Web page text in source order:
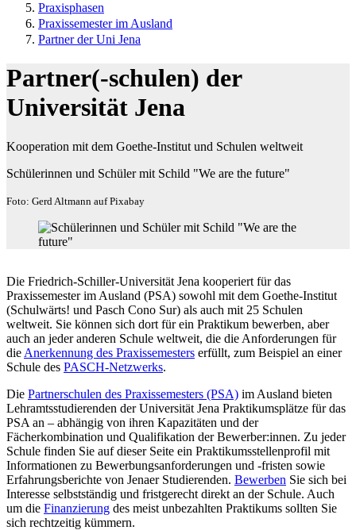
Praxisphasen
Praxissemester im Ausland
Partner der Uni Jena
Partner(-schulen) der
Universität Jena
Kooperation mit dem Goethe-Institut und Schulen weltweit
Schülerinnen und Schüler mit Schild "We are the future"
Foto: Gerd Altmann auf Pixabay
Die Friedrich-Schiller-Universität Jena kooperiert für das
Praxissemester im Ausland (PSA) sowohl mit dem Goethe-Institut
(Schulwärts! und Pasch Cono Sur) als auch mit 25 Schulen
weltweit. Sie können sich dort für ein Praktikum bewerben, aber
auch an jeder anderen Schule weltweit, die die Anforderungen für
die Anerkennung des Praxissemesters erfüllt, zum Beispiel an einer
Schule des PASCH-Netzwerks.
Die Partnerschulen des Praxissemesters (PSA) im Ausland bieten
Lehramtsstudierenden der Universität Jena Praktikumsplätze für das
PSA an – abhängig von ihren Kapazitäten und der
Fächerkombination und Qualifikation der Bewerber:innen. Zu jeder
Schule finden Sie auf dieser Seite ein Praktikumsstellenprofil mit
Informationen zu Bewerbungsanforderungen und -fristen sowie
Erfahrungsberichte von Jenaer Studierenden. Bewerben Sie sich bei
Interesse selbstständig und fristgerecht direkt an der Schule. Auch
um die Finanzierung des meist unbezahlten Praktikums sollten Sie
sich rechtzeitig kümmern.